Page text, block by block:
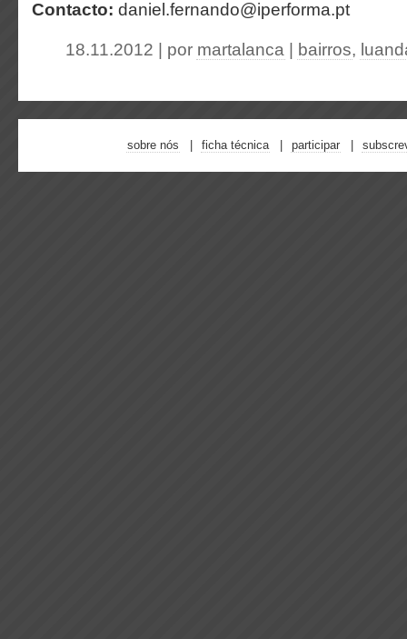
Contacto: daniel.fernando@iperforma.pt
18.11.2012 | por martalanca bairros,
sobre nós ficha técnica participar